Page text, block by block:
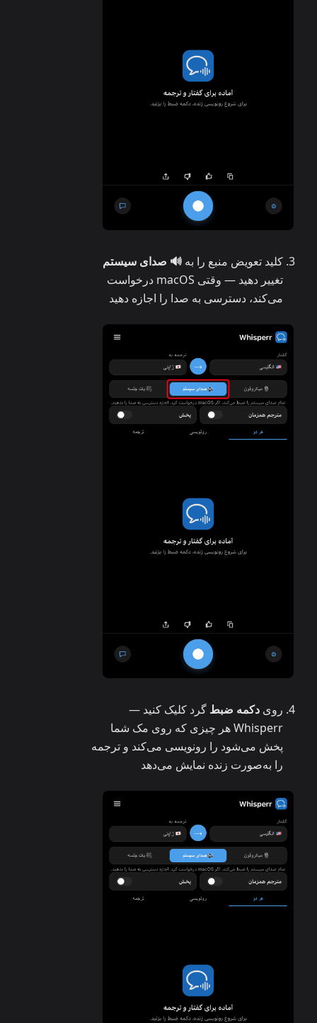
کلید تعویض منبع را به 🔊 صدای سیستم
تغییر دهید — وقتی macOS درخواست
می‌کند، دسترسی به صدا را اجازه دهید
روی دکمه ضبط گرد کلیک کنید —
Whisperr هر چیزی که روی مک شما
پخش می‌شود را رونویسی می‌کند و ترجمه
را به‌صورت زنده نمایش می‌دهد